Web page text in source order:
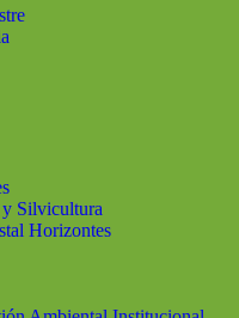
y Silvicultura
Horizontes